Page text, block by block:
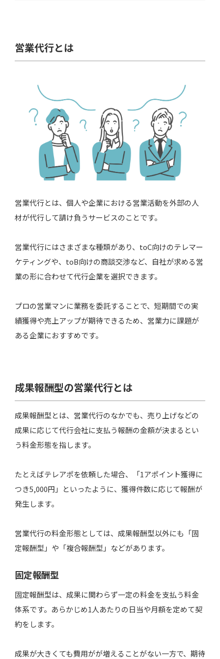
部分的に業務を依頼できる
営業代行の成果報酬型における費用相場
​​​​​​テレアポの相場は15,000円〜20,000円
商談の相場は10,000円〜30,000円
受注の相場は売上の30％～50％
営業代行の成果報酬はBtoB・BtoCでも相場が
異なる
成果報酬型の営業代行で解決できる課題
営業ノウハウの不足
新規事業の立ち上げ
自社拠点のないエリアでの顧客開拓
営業代行を利用するメリット
採用や教育にかかるコストを削減できる
即戦力になる人材を確保できる
情報漏えいのリスクが高まる
利用コストがかかる
専門知識が必要な商材だと効果が出にくい
成果報酬型のメリット
スポットでの依頼ができる
低リスクで販路拡大ができる
成果報酬型のデメリット
現場がブラックボックス化しやすい
営業の質にばらつきがある
営業代行とは
営業代行とは、個人や企業における営業活動を外部の人
材が代行して請け負うサービスのことです。
営業代行にはさまざまな種類があり、toC向けのテレマー
ケティングや、toB向けの商談交渉など、自社が求める営
業の形に合わせて代行企業を選択できます。
プロの営業マンに業務を委託することで、短期間での実
績獲得や売上アップが期待できるため、営業力に課題が
ある企業におすすめです。
成果報酬型の営業代行とは
成果報酬型とは、営業代行のなかでも、売り上げなどの
成果に応じて代行会社に支払う報酬の金額が決まるとい
う料金形態を指します。
たとえばテレアポを依頼した場合、「1アポイント獲得に
つき5,000円」といったように、獲得件数に応じて報酬が
発生します。
営業代行の料金形態としては、成果報酬型以外にも「固
定報酬型」や「複合報酬型」などがあります。
固定報酬型
固定報酬型は、成果に関わらず一定の料金を支払う料金
体系です。あらかじめ1人あたりの日当や月額を定めて契
約をします。
成果が大きくても費用がが増えることがない一方で、期待